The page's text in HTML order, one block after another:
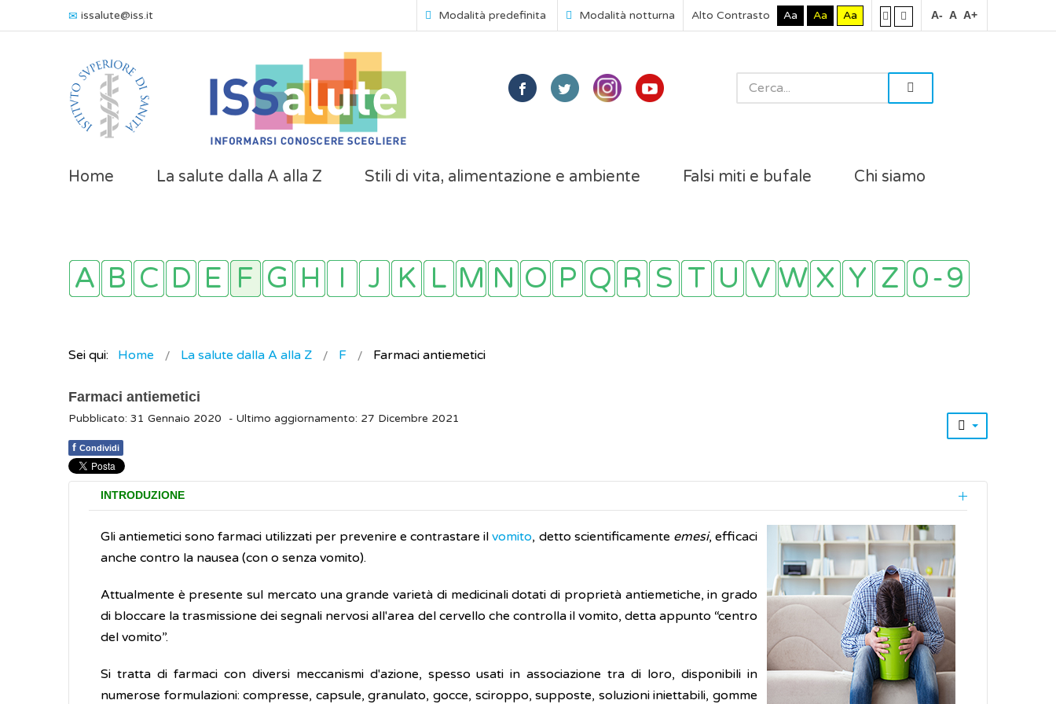
issalute@iss.it Modalità predefinita Modalità notturna Alto Contrasto Aa Aa Aa A- A A+
Home La salute dalla A alla Z Stili di vita, alimentazione e ambiente Falsi miti e bufale Chi siamo
Sei qui: Home La salute dalla A alla Z F Farmaci antiemetici
Farmaci antiemetici
Pubblicato: 31 Gennaio 2020 - Ultimo aggiornamento: 27 Dicembre 2021
f Condividi
INTRODUZIONE
Gli antiemetici sono farmaci utilizzati per prevenire e contrastare ilvomito, detto scientificamente emesi, efficaci
anche contro la nausea (con o senza vomito).
Attualmente è presente sul mercato una grande varietà di medicinali dotati di proprietà antiemetiche, in grado
di bloccare la trasmissione dei segnali nervosi all'area del cervello che controlla il vomito, detta appunto “centro
del vomito”.
Si tratta di farmaci con diversi meccanismi d'azione, spesso usati in associazione tra di loro, disponibili in
numerose formulazioni: compresse, capsule, granulato, gocce, sciroppo, supposte, soluzioni iniettabili, gomme